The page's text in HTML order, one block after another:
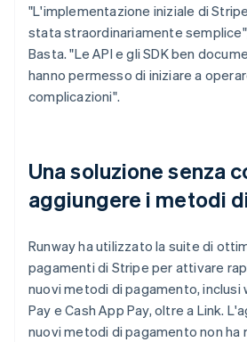
"L'implementazione iniziale di
stata straordinariamente
Basta. "Le API e gli SDK ben
hanno permesso di iniziare a
complicazioni".
Una soluzione senza
aggiungere i metodi
Runway ha utilizzato la suite di
pagamenti di Stripe per attivare
nuovi metodi di pagamento, inclusi
Pay e Cash App Pay, oltre a Link.
nuovi metodi di pagamento non ha